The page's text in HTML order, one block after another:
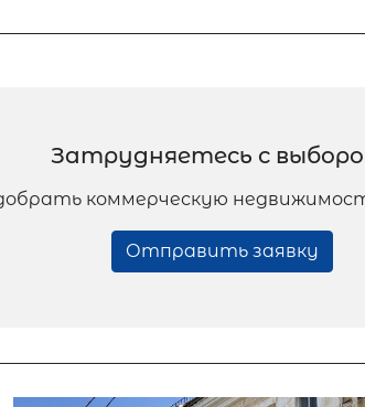
Затрудняетесь с
коммерческую
Отправить заявку